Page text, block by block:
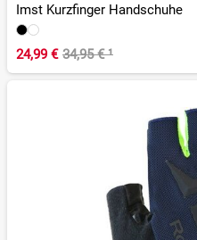
Imst Kurzfinger Handschuhe
24,99 € 34,95 €¹